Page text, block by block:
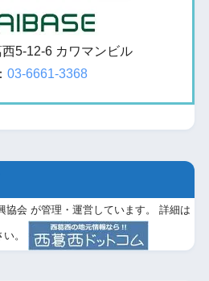
5-12-6 カワマンビル
03-6661-3368
協会 が管理・運営しています。 詳細は
。